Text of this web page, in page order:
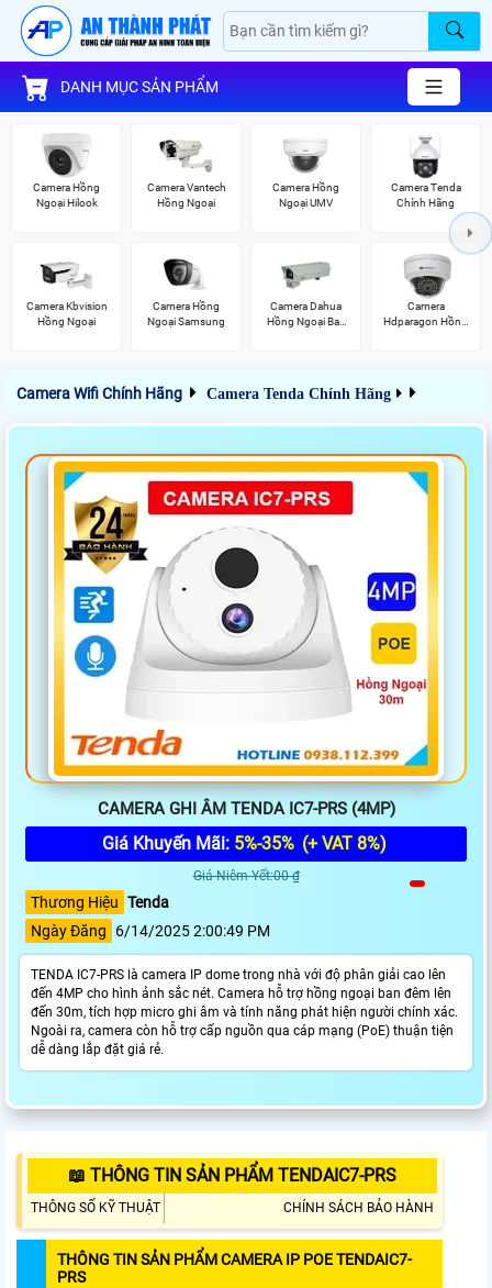
DANH MỤC SẢN PHẨM
Camera Hồng
Ngoại Hilook
Camera Vantech
Hồng Ngoại
Camera Hồng
Ngoại UMV
Camera Tenda
Chính Hãng
Camera Kbvision
Hồng Ngoại
Camera Hồng
Ngoại Samsung
Camera Dahua
Hồng Ngoại Ban
Camera
Hdparagon Hồng
Camera Wifi Chính Hãng Camera Tenda Chính Hãng
CAMERA GHI ÂM TENDA IC7-PRS (4MP)
Giá Khuyến Mãi: 5%-35% (+ VAT 8%)
Giá Niêm Yết:00 ₫
Thương Hiệu Tenda
Ngày Đăng
6/14/2025 2:00:49 PM
TENDA IC7-PRS là camera IP dome trong nhà với độ phân giải cao lên
đến 4MP cho hình ảnh sắc nét. Camera hỗ trợ hồng ngoại ban đêm lên
đến 30m, tích hợp micro ghi âm và tính năng phát hiện người chính xác.
Ngoài ra, camera còn hỗ trợ cấp nguồn qua cáp mạng (PoE) thuận tiện
dễ dàng lắp đặt giá rẻ.
📖 THÔNG TIN SẢN PHẨM TENDAIC7-PRS
THÔNG SỐ KỸ THUẬT CHÍNH SÁCH BẢO HÀNH
THÔNG TIN SẢN PHẨM CAMERA IP POE TENDAIC7-
PRS